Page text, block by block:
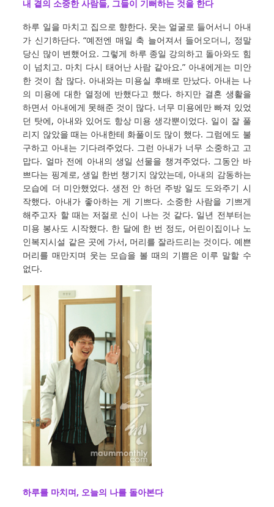
내 곁의 소중한 사람들, 그들이 기뻐하는 것을 한다
하루 일을 마치고 집으로 향한다. 웃는 얼굴로 들어서니 아내
가 신기하단다. “예전엔 매일 축 늘어져서 들어오더니, 정말
당신 많이 변했어요. 그렇게 하루 종일 강의하고 돌아와도 힘
이 넘치고. 마치 다시 태어난 사람 같아요.” 아내에게는 미안
한 것이 참 많다. 아내와는 미용실 후배로 만났다. 아내는 나
의 미용에 대한 열정에 반했다고 했다. 하지만 결혼 생활을
하면서 아내에게 못해준 것이 많다. 너무 미용에만 빠져 있었
던 탓에, 아내와 있어도 항상 미용 생각뿐이었다. 일이 잘 풀
리지 않았을 때는 아내한테 화풀이도 많이 했다. 그럼에도 불
구하고 아내는 기다려주었다. 그런 아내가 너무 소중하고 고
맙다. 얼마 전에 아내의 생일 선물을 챙겨주었다. 그동안 바
쁘다는 핑계로, 생일 한번 챙기지 않았는데, 아내의 감동하는
모습에 더 미안했었다. 생전 안 하던 주방 일도 도와주기 시
작했다. 아내가 좋아하는 게 기쁘다. 소중한 사람을 기쁘게
해주고자 할 때는 저절로 신이 나는 것 같다. 일년 전부터는
미용 봉사도 시작했다. 한 달에 한 번 정도, 어린이집이나 노
인복지시설 같은 곳에 가서, 머리를 잘라드리는 것이다. 예쁜
머리를 매만지며 웃는 모습을 볼 때의 기쁨은 이루 말할 수
없다.
하루를 마치며, 오늘의 나를 돌아본다